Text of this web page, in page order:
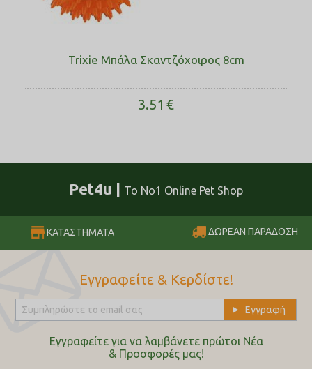
Trixie Μπάλα Σκαντζόχοιρος 8cm
3.51 €
Pet4u | Το No1 Online Pet Shop
ΚΑΤΑΣΤΗΜΑΤΑ ΔΩΡΕΑΝ ΠΑΡΑΔΟΣΗ
Εγγραφείτε & Κερδίστε!
Εγγραφείτε για να λαμβάνετε πρώτοι Nέα
& Προσφορές μας!